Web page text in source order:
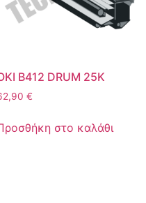
B412 DRUM 25K
€
στο καλάθι